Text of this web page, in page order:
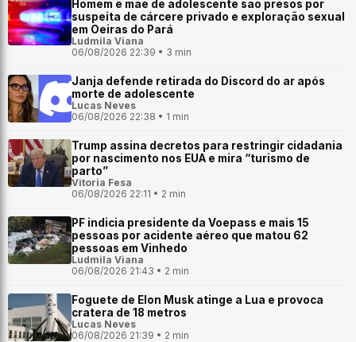
Homem e mãe de adolescente são presos por
suspeita de cárcere privado e exploração sexual
em Oeiras do Pará
Ludmila Viana
06/08/2026 22:39 • 3 min
Janja defende retirada do Discord do ar após
morte de adolescente
Lucas Neves
06/08/2026 22:38 • 1 min
Trump assina decretos para restringir cidadania
por nascimento nos EUA e mira “turismo de
parto”
Vitoria Fesa
06/08/2026 22:11 • 2 min
PF indicia presidente da Voepass e mais 15
pessoas por acidente aéreo que matou 62
pessoas em Vinhedo
Ludmila Viana
06/08/2026 21:43 • 2 min
Foguete de Elon Musk atinge a Lua e provoca
cratera de 18 metros
Lucas Neves
06/08/2026 21:39 • 2 min